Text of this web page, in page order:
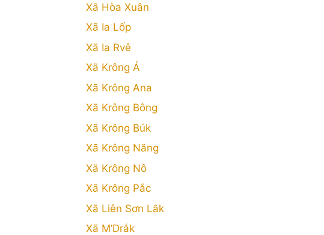
Xã Hòa Xuân
Xã Ia Lốp
Xã Ia Rvê
Xã Krông Á
Xã Krông Ana
Xã Krông Bông
Xã Krông Búk
Xã Krông Năng
Xã Krông Nô
Xã Krông Pắc
Xã Liên Sơn Lắk
Xã M’Drắk